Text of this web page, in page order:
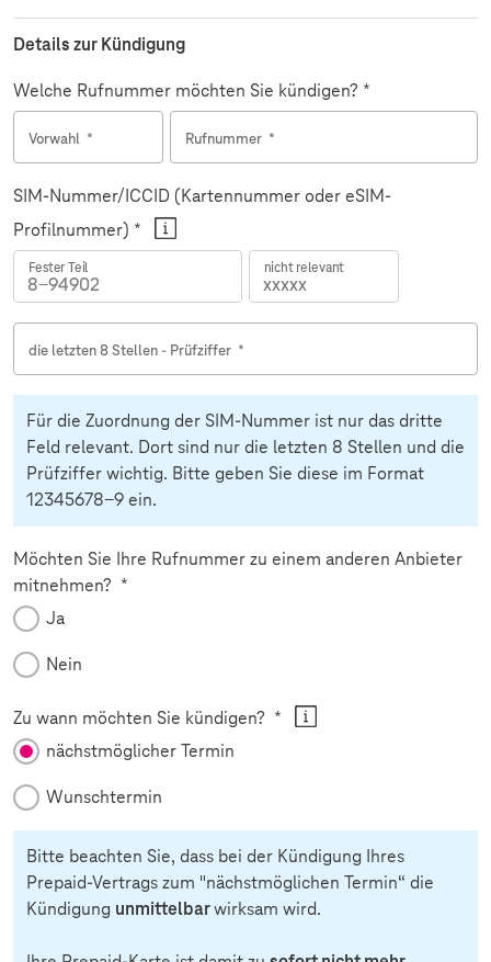
Details zur Kündigung
Welche Rufnummer möchten Sie kündigen? *
Vorwahl * Rufnummer *
SIM-Nummer/ICCID (Kartennummer oder eSIM-
Profilnummer) *
Fester Teil nicht relevant
die letzten 8 Stellen - Prüfziffer *
Für die Zuordnung der SIM-Nummer ist nur das dritte
Feld relevant. Dort sind nur die letzten 8 Stellen und die
Prüfziffer wichtig. Bitte geben Sie diese im Format
12345678-9 ein.
Möchten Sie Ihre Rufnummer zu einem anderen Anbieter
mitnehmen? Pflichtfeld
*
Ja
Nein
Zu wann möchten Sie kündigen? Pflichtfeld
*
nächstmöglicher Termin
Wunschtermin
Bitte beachten Sie, dass bei der Kündigung Ihres
Prepaid-Vertrags zum "nächstmöglichen Termin“ die
Kündigung unmittelbarwirksam wird.